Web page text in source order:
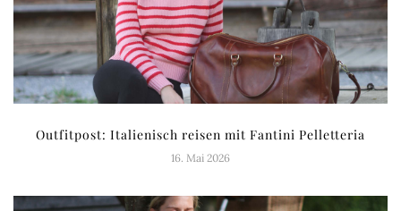
Outfitpost: Italienisch reisen mit Fantini Pelletteria
16. Mai 2026